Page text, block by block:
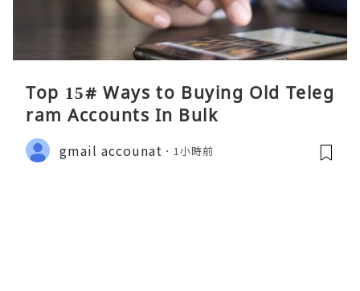
Top 15# Ways to Buying Old Teleg
ram Accounts In Bulk
gmail accounat 1小時前